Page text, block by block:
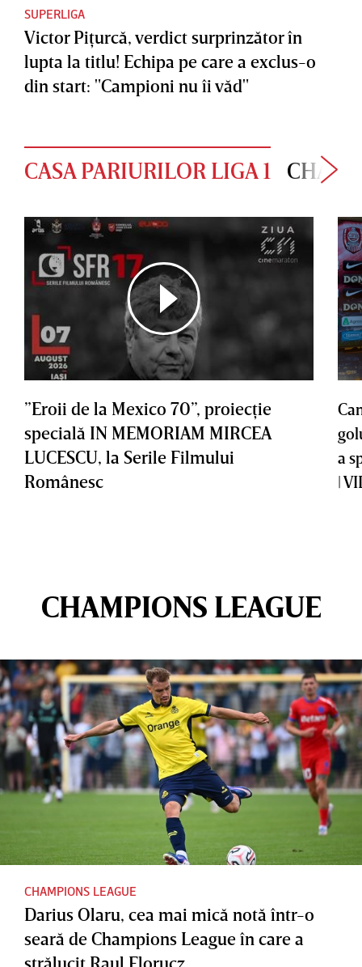
SUPERLIGA
Victor Piţurcă, verdict surprinzător în
lupta la titlu! Echipa pe care a exclus-o
din start: "Campioni nu îi văd"
CASA PARIURILOR LIGA 1
”Eroii de la Mexico 70”, proiecţie
specială IN MEMORIAM MIRCEA
LUCESCU, la Serile Filmului
Românesc
a
|
CHAMPIONS LEAGUE
CHAMPIONS LEAGUE
Darius Olaru, cea mai mică notă într-o
seară de Champions League în care a
strălucit Raul Florucz